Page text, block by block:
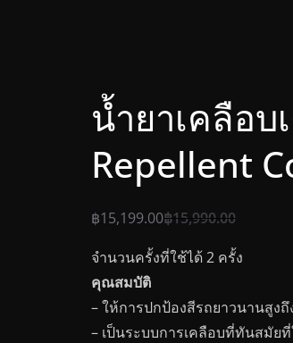
น้ำยาเคลือบ
Repellent
฿15,990.00
฿15,199.00
จำนวนครั้งที่ใช้ได้ 2 ครั้ง
คุณสมบัติ
– ให้การปกป้องสีรถยาวนานสูงถึ
– เป็นระบบการเคลือบที่ทันสมัย